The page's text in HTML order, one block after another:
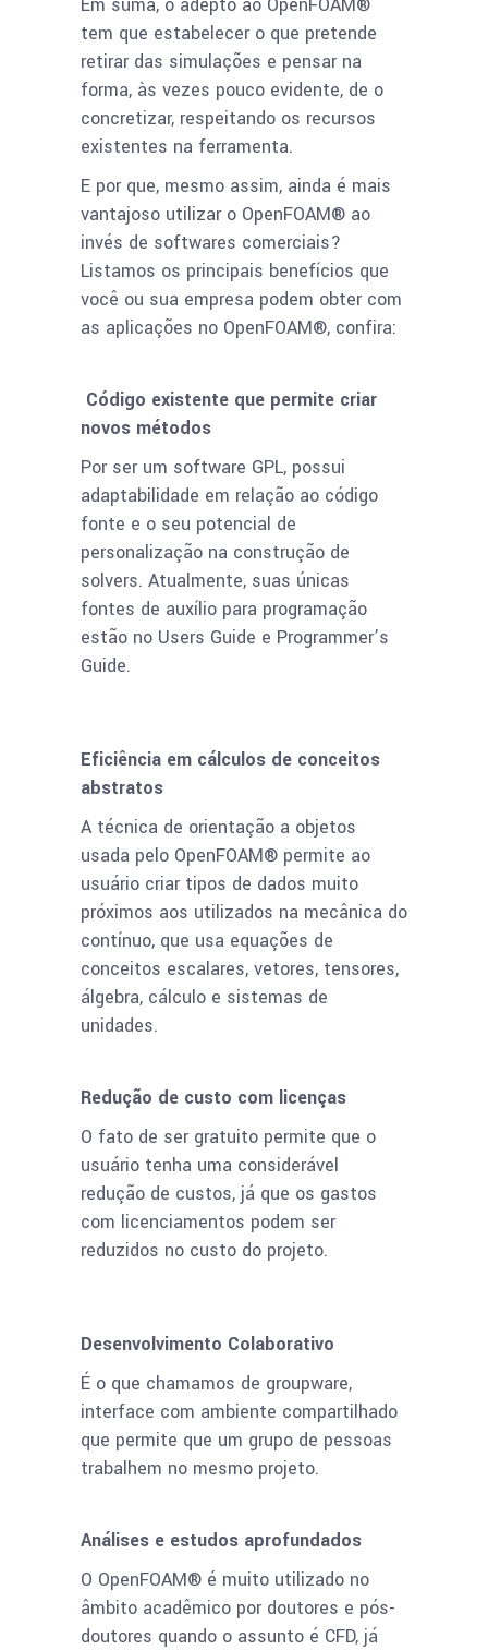
tem que estabelecer o que pretende
retirar das simulações e pensar na
forma, às vezes pouco evidente, de o
concretizar, respeitando os recursos
existentes na ferramenta.
E por que, mesmo assim, ainda é mais
vantajoso utilizar o OpenFOAM® ao
invés de softwares comerciais?
Listamos os principais benefícios que
você ou sua empresa podem obter com
as aplicações no OpenFOAM®, confira:
Código existente que permite criar
novos métodos
Por ser um software GPL, possui
adaptabilidade em relação ao código
fonte e o seu potencial de
personalização na construção de
solvers. Atualmente, suas únicas
fontes de auxílio para programação
estão no Users Guide e Programmer’s
Guide.
Eficiência em cálculos de conceitos
abstratos
A técnica de orientação a objetos
usada pelo OpenFOAM® permite ao
usuário criar tipos de dados muito
próximos aos utilizados na mecânica do
contínuo, que usa equações de
conceitos escalares, vetores, tensores,
álgebra, cálculo e sistemas de
unidades.
Redução de custo com licenças
O fato de ser gratuito permite que o
usuário tenha uma considerável
redução de custos, já que os gastos
com licenciamentos podem ser
reduzidos no custo do projeto.
Desenvolvimento Colaborativo
É o que chamamos de groupware,
interface com ambiente compartilhado
que permite que um grupo de pessoas
trabalhem no mesmo projeto.
Análises e estudos aprofundados
O OpenFOAM® é muito utilizado no
âmbito acadêmico por doutores e pós-
doutores quando o assunto é CFD, já